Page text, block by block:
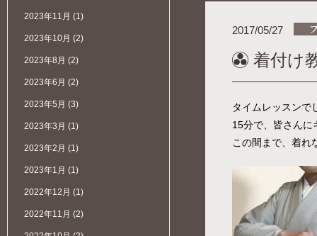
2023年11月 (1)
2023年10月 (2)
2023年8月 (2)
2023年6月 (2)
2023年5月 (3)
2023年3月 (1)
2023年2月 (1)
2023年1月 (1)
2022年12月 (1)
2022年11月 (2)
2017/05/27
着付け
タイムレッスンで
15分で、皆さんに
この間まで、着れ